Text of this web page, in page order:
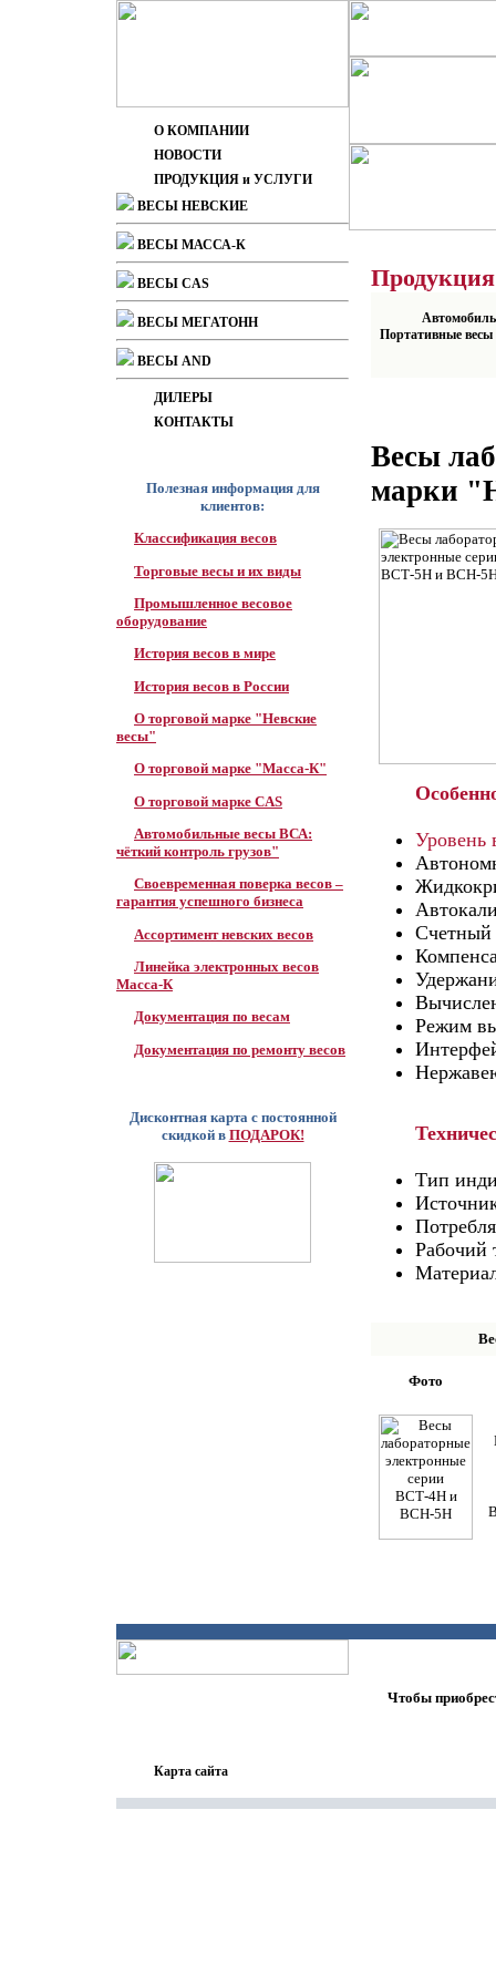
О КОМПАНИИ
НОВОСТИ
ПРОДУКЦИЯ и УСЛУГИ
ВЕСЫ НЕВСКИЕ
ВЕСЫ МАССА-К
ВЕСЫ CAS
ВЕСЫ МЕГАТОНН
ВЕСЫ AND
ДИЛЕРЫ
КОНТАКТЫ
Полезная информация для
клиентов:
Классификация весов
Торговые весы и их виды
Промышленное весовое
оборудование
История весов в мире
История весов в России
О торговой марке "Невские
весы"
О торговой марке "Масса-К"
О торговой марке CAS
Автомобильные весы ВСА:
чёткий контроль грузов"
Своевременная поверка весов –
гарантия успешного бизнеса
Ассортимент невских весов
Линейка электронных весов
Масса-К
Документация по весам
Документация по ремонту весов
Дисконтная карта с постоянной
скидкой в ПОДАРОК!
Портативные весы
Весы
марки
Уровень
Режим
Тип
Рабочий
Фото
Чтобы
Карта сайта